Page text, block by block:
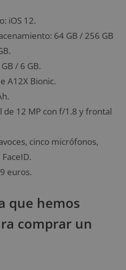
iOS 12.
64 GB / 256 GB
/ 6 GB.
A12X Bionic.
de 12 MP con f/1.8 y frontal
cinco micrófonos,
euros.
que hemos
comprar un